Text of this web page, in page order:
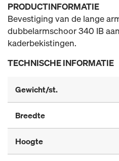
PRODUCTINFORMATIE
Bevestiging van de lange
dubbelarmschoor 340 IB
kaderbekistingen.
TECHNISCHE INFORMATIE
Gewicht/st.
Breedte
Hoogte